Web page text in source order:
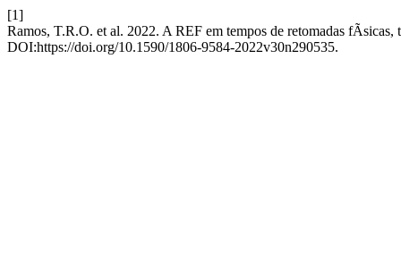
[1]
Ramos, T.R.O. et al. 2022. A REF em tempos de retomadas
DOI:https://doi.org/10.1590/1806-9584-2022v30n290535.